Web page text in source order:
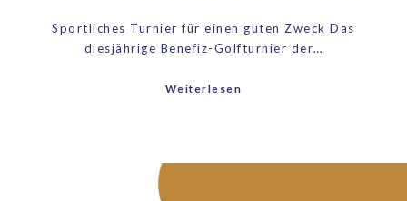
Sportliches Turnier für einen guten Zweck Das
diesjährige Benefiz-Golfturnier der…
Weiterlesen